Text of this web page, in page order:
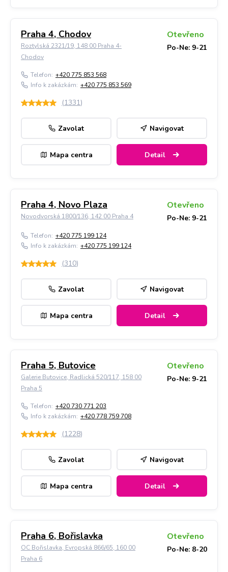
Praha 4, Chodov
Roztylská 2321/19, 148 00 Praha 4-
Chodov
Otevřeno
Po-Ne: 9-21
Telefon: +420 775 853 568
Info k zakázkám: +420 775 853 569
(1331)
Zavolat Navigovat
Mapa centra Detail
Praha 4, Novo Plaza
Novodvorská 1800/136, 142 00 Praha 4
Otevřeno
Po-Ne: 9-21
Telefon: +420 775 199 124
Info k zakázkám: +420 775 199 124
(310)
Zavolat Navigovat
Mapa centra Detail
Praha 5, Butovice
Galerie Butovice, Radlická 520/117, 158 00
Praha 5
Otevřeno
Po-Ne: 9-21
Telefon: +420 730 771 203
Info k zakázkám: +420 778 759 708
(1228)
Zavolat Navigovat
Mapa centra Detail
Praha 6, Bořislavka
OC Bořislavka, Evropská 866/65, 160 00
Praha 6
Otevřeno
Po-Ne: 8-20